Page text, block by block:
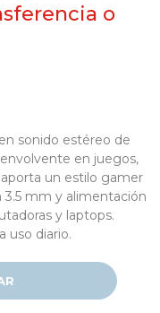
o
sonido estéreo de
en juegos,
un estilo gamer
3.5 mm y alimentación
y laptops.
uso diario.